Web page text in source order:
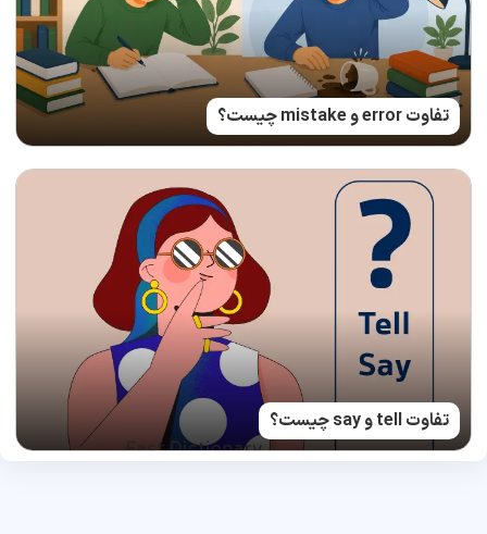
تفاوت error و mistake چیست؟
تفاوت tell و say چیست؟